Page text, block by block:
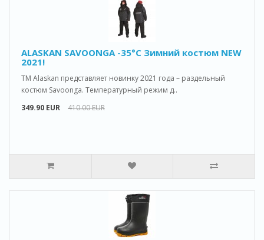
ALASKAN SAVOONGA -35°C Зимний костюм NEW
2021!
ТМ Alaskan представляет новинку 2021 года – раздельный
костюм Savoonga. Температурный режим д..
349.90 EUR
410.00 EUR